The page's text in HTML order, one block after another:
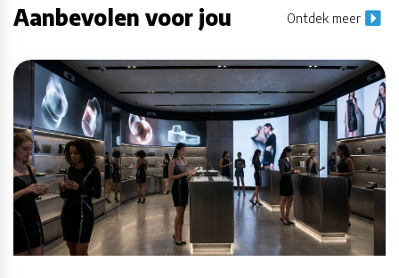
Aanbevolen voor jou Ontdek meer